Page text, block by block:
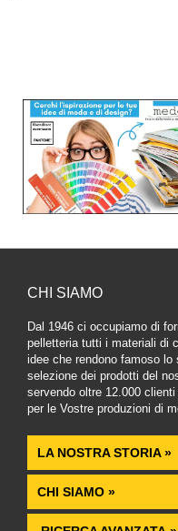
CHI SIAMO
Dal 1946 ci occupiamo di
pelletteria tutti i materiali di
idee che rendono famoso
selezione dei prodotti del
servendo oltre 12.000
per le Vostre produzioni di
LA NOSTRA STORIA »
CHI SIAMO »